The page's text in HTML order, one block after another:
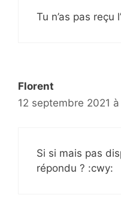
Tu n’as pas reçu
Florent
12 septembre 2021 à
Si si mais pas
répondu ? :cwy: